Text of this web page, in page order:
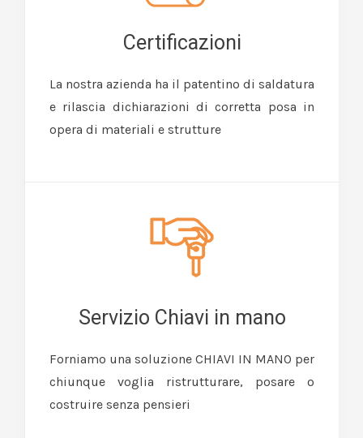
Certificazioni
La nostra azienda ha il patentino di saldatura
e rilascia dichiarazioni di corretta posa in
opera di materiali e strutture
Servizio Chiavi in mano
Forniamo una soluzione CHIAVI IN MANO per
chiunque voglia ristrutturare, posare o
costruire senza pensieri